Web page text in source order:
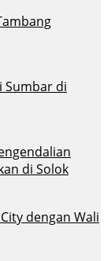
Sumbar di
di Solok
dengan Wali